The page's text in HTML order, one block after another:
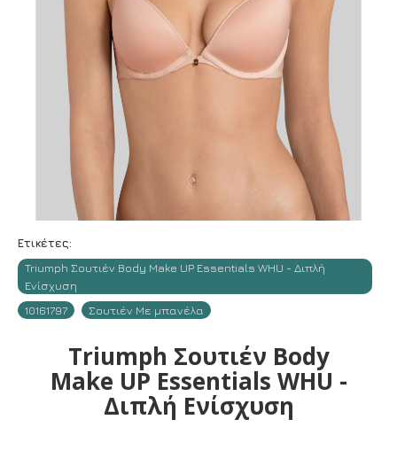
Ετικέτες:
Triumph Σουτιέν Body Make UP Essentials WHU - Διπλή
Ενίσχυση
10161797
Σουτιέν Με μπανέλα
Triumph Σουτιέν Body
Make UP Essentials WHU -
Διπλή Ενίσχυση